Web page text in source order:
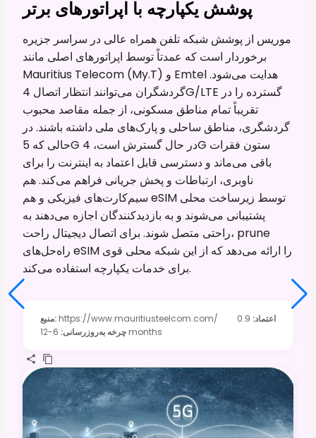
پوشش یکپارچه با اپراتورهای برتر
موریس از پوشش شبکه تلفن همراه عالی در سراسر جزیره
برخوردار است که عمدتاً توسط اپراتورهای اصلی مانند
Mauritius Telecom (My.T) و Emtel هدایت می‌شود.
گردشگران می‌توانند انتظار اتصال 4G/LTE گسترده را در
تقریباً تمام مناطق مسکونی، از جمله مقاصد محبوب
گردشگری، مناطق ساحلی و پارک‌های ملی داشته باشند. در
حالی که 5G در حال گسترش است، 4G ستون فقرات
باقی می‌ماند و دسترسی قابل اعتماد به اینترنت را برای
ناوبری، ارتباطات و پخش جریانی فراهم می‌کند. هم
سیم‌کارت‌های فیزیکی و هم eSIM توسط زیرساخت محلی
پشتیبانی می‌شوند و به بازدیدکنندگان اجازه می‌دهند به
راحتی متصل شوند. برای اتصال دیجیتال راحت، prune
راه‌حل‌های eSIM را ارائه می‌دهد که از این شبکه محلی قوی
برای خدمات یکپارچه استفاده می‌کند.
منبع: https://www.mauritiusteelcom.com/ اعتماد:
0.9
چرخه به‌روزرسانی: 6-12 months